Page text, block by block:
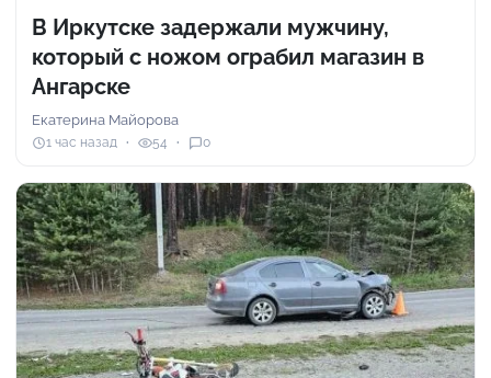
В Иркутске задержали мужчину,
который с ножом ограбил магазин в
Ангарске
Екатерина Майорова
1 час назад 54 0